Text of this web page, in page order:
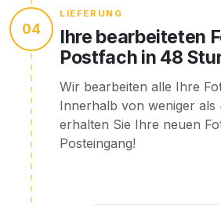
04
LIEFERUNG
Ihre bearbeiteten
Postfach in 48
Wir bearbeiten alle Ihre
Innerhalb von weniger als
erhalten Sie Ihre neuen
Posteingang!